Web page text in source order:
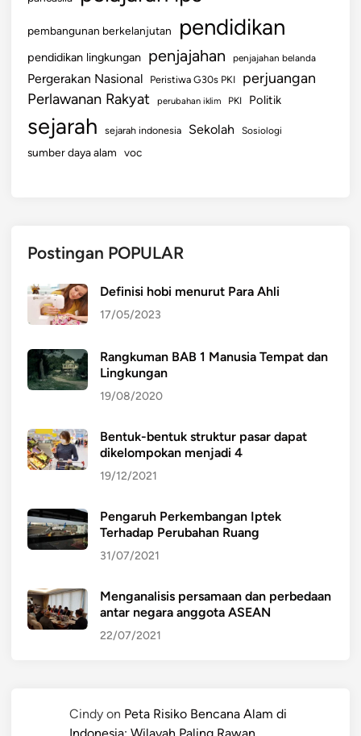
pembangunan berkelanjutan pendidikan
pendidikan lingkungan penjajahan penjajahan belanda
Pergerakan Nasional Peristiwa G30s PKI perjuangan
Perlawanan Rakyat perubahan iklim PKI Politik
sejarah sejarah indonesia Sekolah Sosiologi
sumber daya alam voc
Postingan POPULAR
Definisi hobi menurut Para Ahli
17/05/2023
Rangkuman BAB 1 Manusia Tempat dan
Lingkungan
19/08/2020
Bentuk-bentuk struktur pasar dapat
dikelompokan menjadi 4
19/12/2021
Pengaruh Perkembangan Iptek
Terhadap Perubahan Ruang
31/07/2021
Menganalisis persamaan dan perbedaan
antar negara anggota ASEAN
22/07/2021
Cindy on Peta Risiko Bencana Alam di